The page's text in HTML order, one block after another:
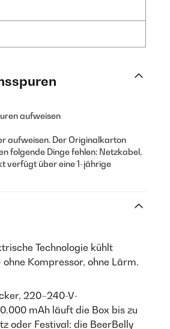
aufweisen
aufweisen. Der Originalkarton
folgende Dinge fehlen: Netzkabel,
verfügt über eine 1-jährige
Technologie kühlt
Kompressor, ohne Lärm.
220–240-V-
mAh läuft die Box bis zu
oder Festival: die BeerBelly